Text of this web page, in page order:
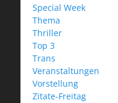
Special Week
Thema
Thriller
Top 3
Trans
Veranstaltungen
Vorstellung
Zitate-Freitag